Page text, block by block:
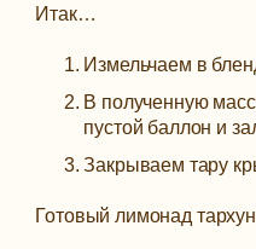
Итак…
Измельчаем в
В полученную
пустой баллон и
Закрываем тару
Готовый лимонад